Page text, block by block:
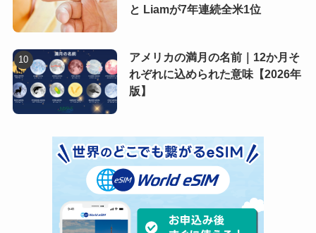
と Liamが7年連続全米1位
アメリカの満月の名前｜12か月そ
れぞれに込められた意味【2026年
版】